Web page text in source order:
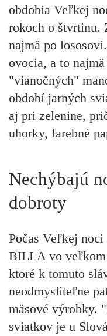
obdobia Veľkej
rokoch o štvrtinu.
najmä po
ovocia, a to
"vianočných"
období jarných
aj pri zelenine,
uhorky, farebné
Nechýbajú
dobroty
Počas Veľkej
BILLA vo veľkom
ktoré k tomuto
neodmysliteľne
mäsové výrobky.
sviatkov je u